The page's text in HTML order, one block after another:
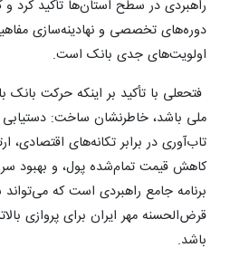
راهبردی در سطح استان‌ها تأکید کرد
دوره‌های تخصصی و نهادینه‌سازی
اولویت‌های جدی بانک است.
فتحعلی با تأکید بر اینکه حرکت بانک
ملی باشد، خاطرنشان ساخت: دستیابی
تاب‌آوری در برابر تکانه‌های اقتصادی،
کاهش قیمت تمام‌شده پول، و بهبود
برنامه جامع راهبردی است که
قرض‌الحسنه مهر ایران برای پروازی
باشد.